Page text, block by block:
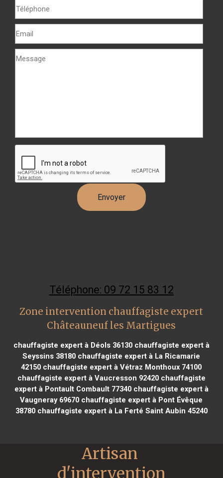
Téléphone: 09 72 15 83 12
Zone intervention chauffagiste expert
Châteauneuf les Martigues
chauffagiste expert à Déols 36130chauffagiste expert à
Seyssins 38180 chauffagiste expert à La Ricamarie
42150 chauffagiste expert à Vétraz Monthoux 74100
chauffagiste expert à Vaucresson 92420chauffagiste
expert à Pontault Combault 77340chauffagiste expert à
Vaugneray 69670 chauffagiste expert à Pont Évêque
38780chauffagiste expert à La Ferté Saint Aubin 45240
Artisan
d'intervention